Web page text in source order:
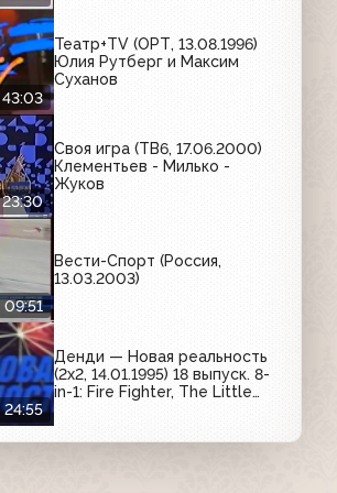
России, Дзержинец, Мировой
инструмент
43:03
Театр+TV (ОРТ, 13.08.1996)
Юлия Рутберг и Максим
Суханов
23:30
Своя игра (ТВ6, 17.06.2000)
Клементьев - Милько -
Жуков
09:51
Вести-Спорт (Россия,
13.03.2003)
24:55
Денди — Новая реальность
(2х2, 14.01.1995) 18 выпуск. 8-
in-1: Fire Fighter, The Little
Rampage